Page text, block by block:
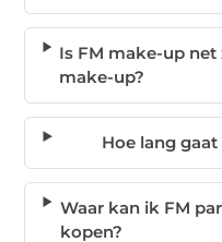
Is FM make-up
make-up?
Hoe lang
Waar kan ik FM
kopen?